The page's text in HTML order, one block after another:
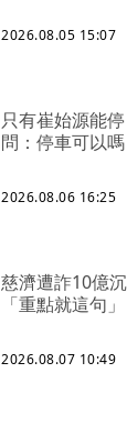
2026.08.05 15:07
只有崔始源能
問：停車可以
2026.08.06 16:25
慈濟遭詐10億
「重點就這句
2026.08.07 10:49